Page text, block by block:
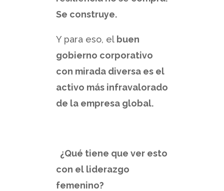
Se construye.
Y para eso, el buen
gobierno corporativo
con mirada diversa es el
activo más infravalorado
de la empresa global.
¿Qué tiene que ver esto
con el liderazgo
femenino?